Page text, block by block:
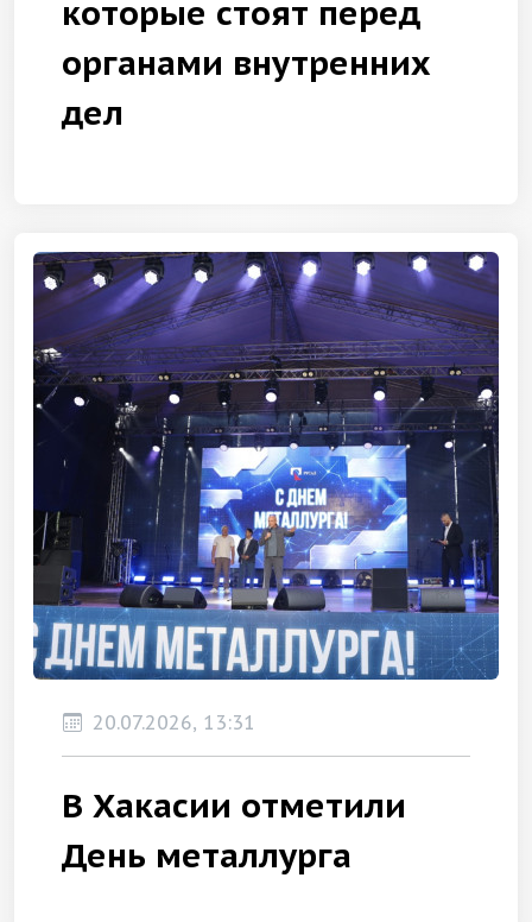
которые стоят перед
органами внутренних
дел
20.07.2026, 13:31
В Хакасии отметили
День металлурга